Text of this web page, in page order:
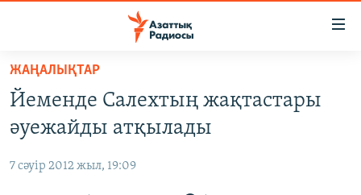
Skip
main
content
Skip
to
ЖАҢАЛЫҚТАР
AZATTYQTV
ҚАҢТАР ОҚИҒАСЫ
ЖАҢАЛЫҚТАР
Йеменде Салехтың жақтастары
әуежайды атқылады
7 сәуір 2012 жыл, 19:09